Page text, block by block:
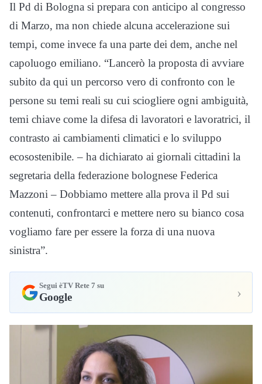
Il Pd di Bologna si prepara con anticipo al congresso
di Marzo, ma non chiede alcuna accelerazione sui
tempi, come invece fa una parte dei dem, anche nel
capoluogo emiliano. “Lancerò la proposta di avviare
subito da qui un percorso vero di confronto con le
persone su temi reali su cui sciogliere ogni ambiguità,
temi chiave come la difesa di lavoratori e lavoratrici, il
contrasto ai cambiamenti climatici e lo sviluppo
ecosostenibile. – ha dichiarato ai giornali cittadini la
segretaria della federazione bolognese Federica
Mazzoni – Dobbiamo mettere alla prova il Pd sui
contenuti, confrontarci e mettere nero su bianco cosa
vogliamo fare per essere la forza di una nuova
sinistra”.
Segui èTV Rete 7 su
Google ›